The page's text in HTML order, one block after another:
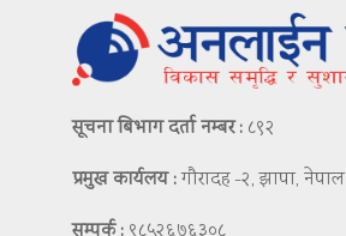
सूचना बिभाग दर्ता नम्बर : ८९२
प्रमुख कार्यलय :गौरादह -२, झापा, नेपाल